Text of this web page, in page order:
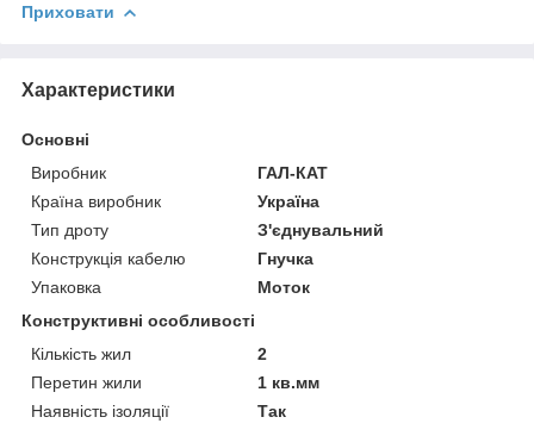
Приховати
Характеристики
Основні
Виробник
ГАЛ-КАТ
Країна виробник
Україна
Тип дроту
З'єднувальний
Конструкція кабелю
Гнучка
Упаковка
Моток
Конструктивні особливості
Кількість жил
2
Перетин жили
1 кв.мм
Наявність ізоляції
Так